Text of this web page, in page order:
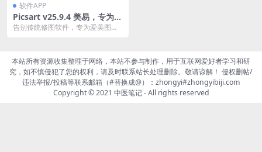
软件APP
Picsart v25.9.4 美易，专为爱
美图的你打造，解锁高级版夸
告别传统修图软件，专为爱美图的
本站所有资源收集整理于网络，本站不参与制作，用于互联网爱好者学习和研
究，如不慎侵犯了您的权利，请及时联系站长处理删除。敬请谅解！ 侵权删帖/
违法举报/投稿等联系邮箱（#替换成@）：zhongyi#zhongyibiji.com
Copyright © 2021 中医笔记- All rights reserved